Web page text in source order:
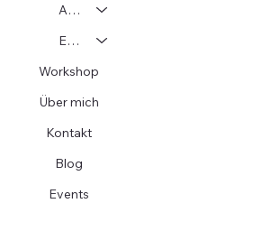
Adoption
Einzelcoaching
Workshop
Über mich
Kontakt
Blog
Events